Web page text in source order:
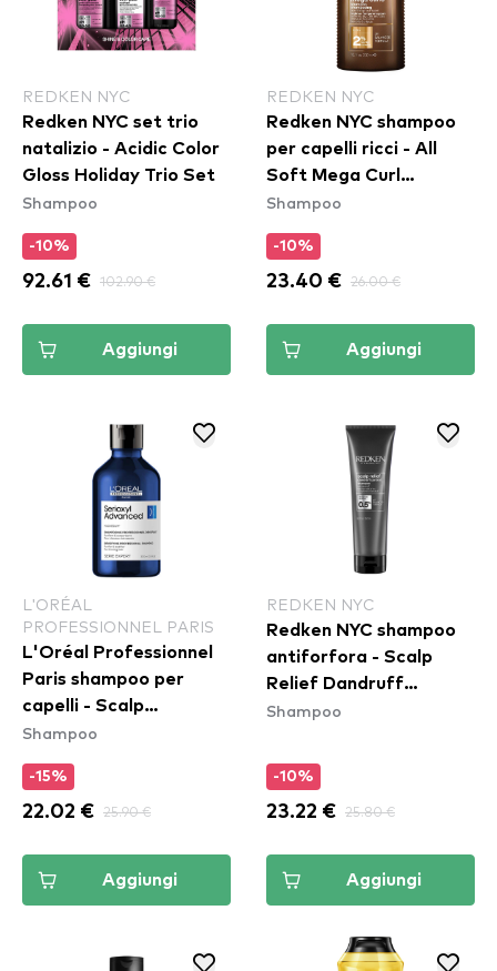
REDKEN NYC
Redken NYC set trio
natalizio - Acidic Color
Gloss Holiday Trio Set
Shampoo
-10%
92.61 € 102.90 €
Aggiungi
REDKEN NYC
Redken NYC shampoo
per capelli ricci - All
Soft Mega Curl
Shampoo
Shampoo
-10%
23.40 € 26.00 €
Aggiungi
L'ORÉAL
PROFESSIONNEL PARIS
L'Oréal Professionnel
Paris shampoo per
capelli - Scalp
Advanced Serioxyl
Shampoo
-15%
22.02 € 25.90 €
Aggiungi
REDKEN NYC
Redken NYC shampoo
antiforfora - Scalp
Relief Dandruff
Shampoo
Shampoo
-10%
23.22 € 25.80 €
Aggiungi